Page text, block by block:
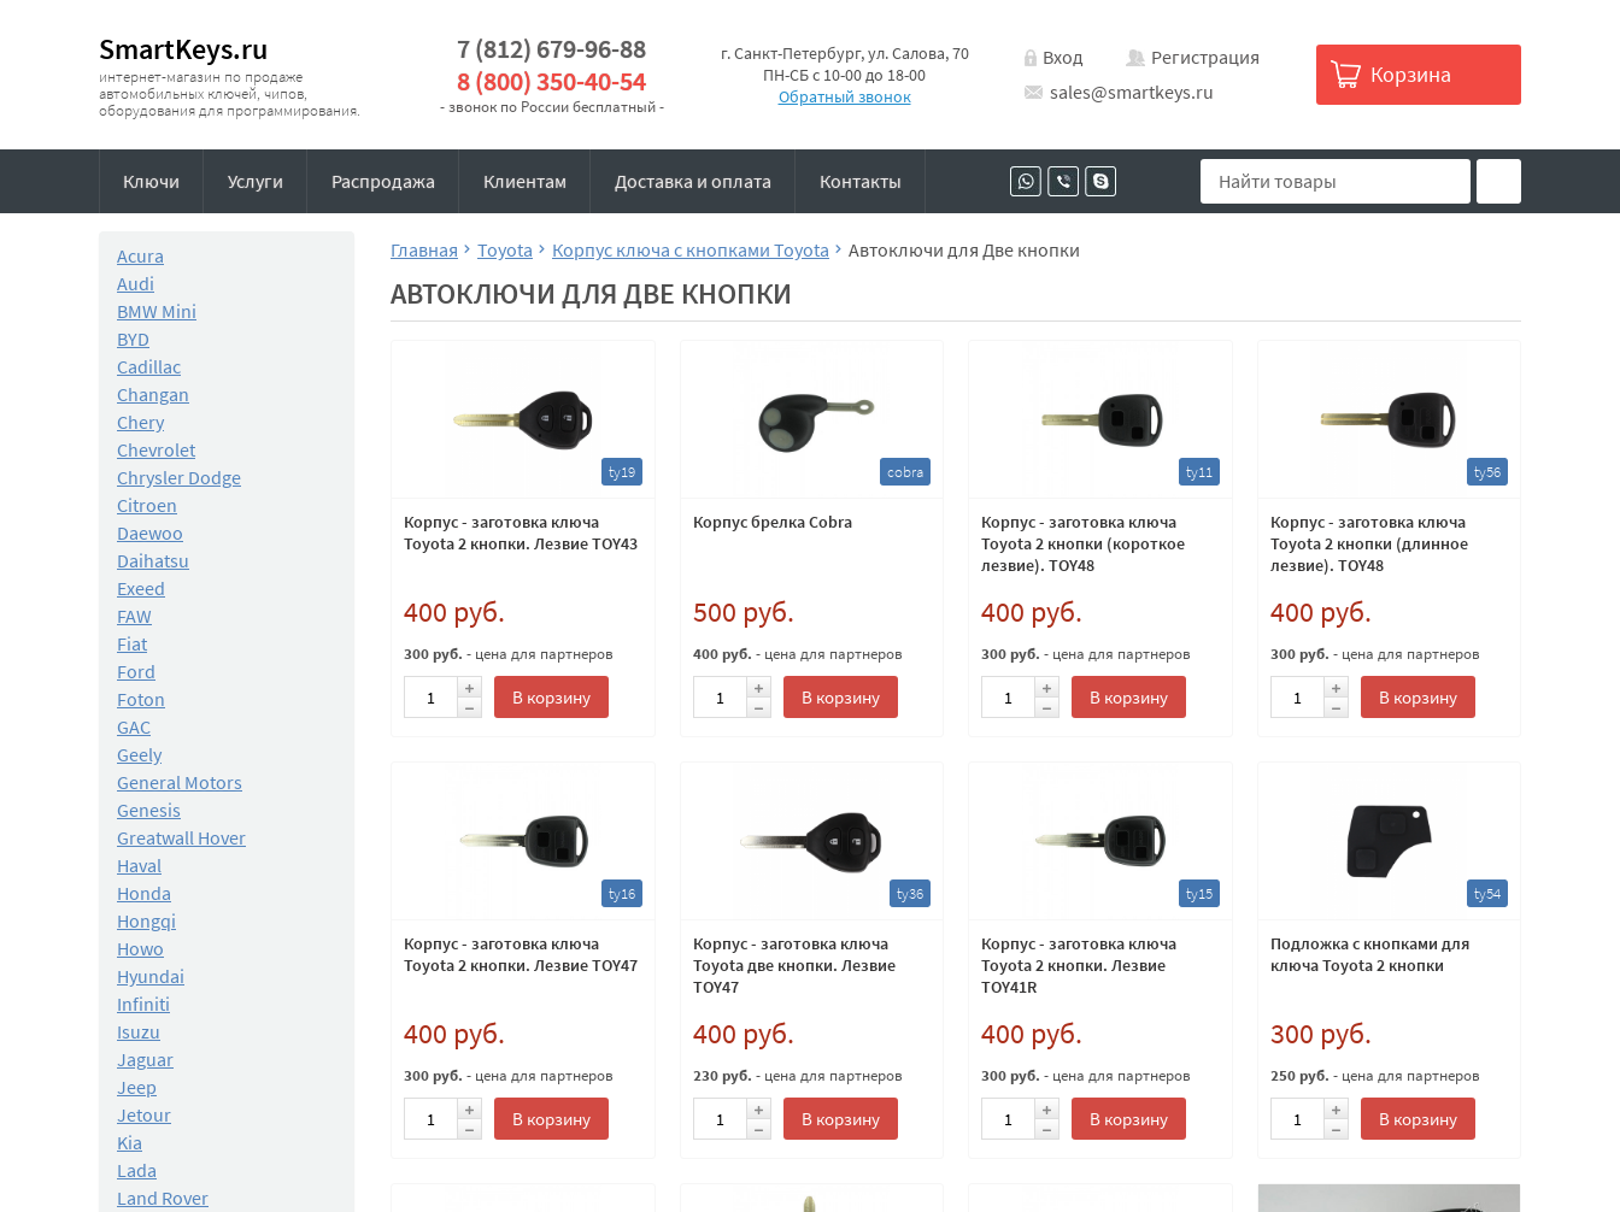
SmartKeys.ru
интернет-магазин по продаже
автомобильных ключей, чипов,
оборудования для программирования.
7 (812) 679-96-88
8 (800) 350-40-54
- звонок по России бесплатный -
г. Санкт-Петербург, ул. Салова, 70
ПН-СБ с 10-00 до 18-00
Обратный звонок
Вход
Регистрация
sales@smartkeys.ru
Корзина
Ключи Услуги Распродажа Клиентам Доставка и оплата Контакты
Acura
Audi
BMW Mini
BYD
Cadillac
Changan
Chery
Chevrolet
Chrysler Dodge
Citroen
Daewoo
Daihatsu
Exeed
FAW
Fiat
Ford
Foton
GAC
Geely
General Motors
Genesis
Greatwall Hover
Haval
Honda
Hongqi
Howo
Hyundai
Infiniti
Isuzu
Jaguar
Jeep
Jetour
Kia
Lada
Land Rover
Главная Toyota Корпус ключа с кнопками Toyota Автоключи для Две кнопки
АВТОКЛЮЧИ ДЛЯ ДВЕ КНОПКИ
ty19
Корпус - заготовка ключа
Toyota 2 кнопки. Лезвие TOY43
400 руб.
300 руб. - цена для партнеров
В корзину
cobra
Корпус брелка Cobra
500 руб.
400 руб. - цена для партнеров
В корзину
ty11
Корпус - заготовка ключа
Toyota 2 кнопки (короткое
лезвие). TOY48
400 руб.
300 руб. - цена для партнеров
В корзину
ty56
Корпус - заготовка ключа
Toyota 2 кнопки (длинное
лезвие). TOY48
400 руб.
300 руб. - цена для партнеров
В корзину
ty16
Корпус - заготовка ключа
Toyota 2 кнопки. Лезвие TOY47
400 руб.
300 руб. - цена для партнеров
В корзину
ty36
Корпус - заготовка ключа
Toyota две кнопки. Лезвие
TOY47
400 руб.
230 руб. - цена для партнеров
В корзину
ty15
Корпус - заготовка ключа
Toyota 2 кнопки. Лезвие
TOY41R
400 руб.
300 руб. - цена для партнеров
В корзину
ty54
Подложка с кнопками для
ключа Toyota 2 кнопки
300 руб.
250 руб. - цена для партнеров
В корзину